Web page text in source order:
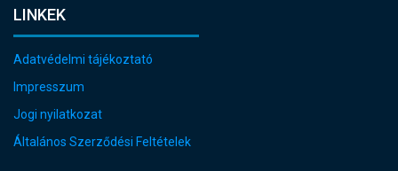
LINKEK
Adatvédelmi tájékoztató
Impresszum
Jogi nyilatkozat
Általános Szerződési Feltételek